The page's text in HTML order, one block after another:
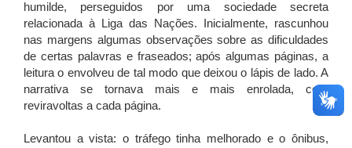
humilde, perseguidos por uma sociedade secreta
relacionada à Liga das Nações. Inicialmente, rascunhou
nas margens algumas observações sobre as dificuldades
de certas palavras e fraseados; após algumas páginas, a
leitura o envolveu de tal modo que deixou o lápis de lado. A
narrativa se tornava mais e mais enrolada, com
reviravoltas a cada página.
Levantou a vista: o tráfego tinha melhorado e o ônibus,